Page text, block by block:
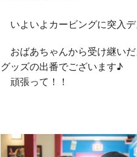
いよいよカービングに突入
おばあちゃんから受け継い
グッズの出番でございます♪
頑張って！！